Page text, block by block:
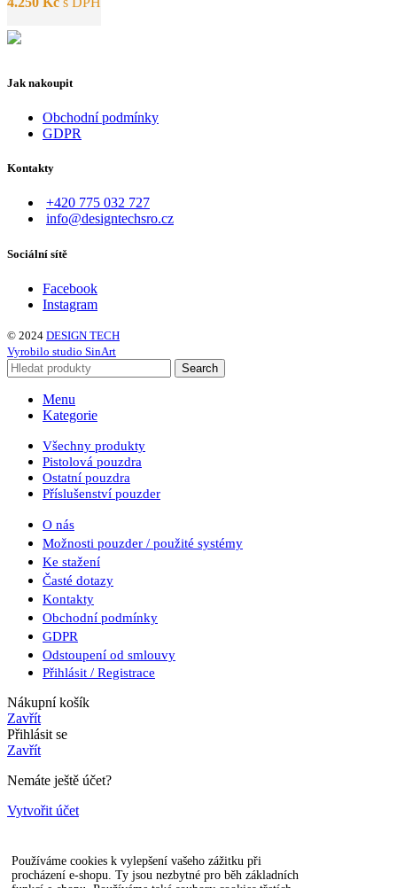
Jak nakoupit
Obchodní podmínky
GDPR
Kontakty
+420 775 032 727
info@designtechsro.cz
Sociální sítě
Facebook
Instagram
© 2024 DESIGN TECH
Vyrobilo studio SinArt
Search
Menu
Kategorie
Všechny produkty
Pistolová pouzdra
Ostatní pouzdra
Příslušenství pouzder
O nás
Možnosti pouzder / použité systémy
Ke stažení
Časté dotazy
Kontakty
Obchodní podmínky
GDPR
Odstoupení od smlouvy
Přihlásit / Registrace
Nákupní košík
Zavřít
Přihlásit se
Zavřít
Nemáte ještě účet?
Vytvořit účet
Používáme cookies k vylepšení vašeho zážitku při
procházení e-shopu. Ty jsou nezbytné pro běh základních